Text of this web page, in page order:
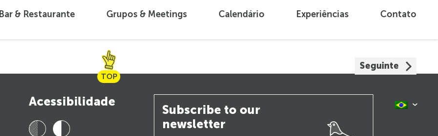
Bar & Restaurante Grupos & Meetings Calendário Experiências Contato
TOP
Seguinte
Acessibilidade
Subscribe to our
newsletter